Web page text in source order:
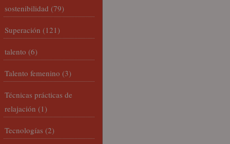
sostenibilidad (79)
Superación (121)
talento (6)
Talento femenino (3)
Técnicas prácticas de
relajación (1)
Tecnologías (2)